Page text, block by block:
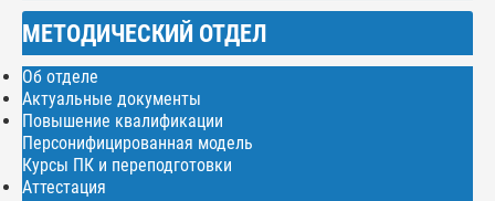
МЕТОДИЧЕСКИЙ ОТДЕЛ
Об отделе
Актуальные документы
Повышение квалификации
Персонифицированная модель
Курсы ПК и переподготовки
Аттестация